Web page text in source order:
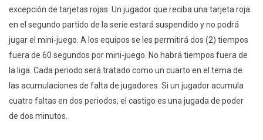
excepción de tarjetas rojas. Un jugador que reciba una tarjeta roja
en el segundo partido de la serie estará suspendido y no podrá
jugar el mini-juego. A los equipos se les permitirá dos (2) tiempos
fuera de 60 segundos por mini-juego. No habrá tiempos fuera de
la liga. Cada periodo será tratado como un cuarto en el tema de
las acumulaciones de falta de jugadores. Si un jugador acumula
cuatro faltas en dos periodos, el castigo es una jugada de poder
de dos minutos.